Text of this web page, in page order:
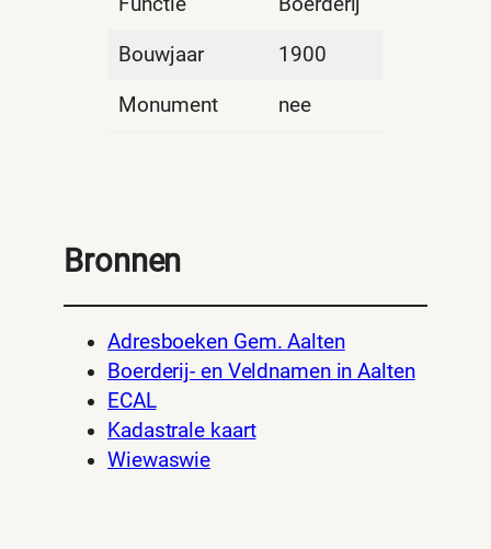
Bouwjaar 1900
Monument nee
Bronnen
Adresboeken Gem. Aalten
Boerderij- en Veldnamen in Aalten
ECAL
Kadastrale kaart
Wiewaswie